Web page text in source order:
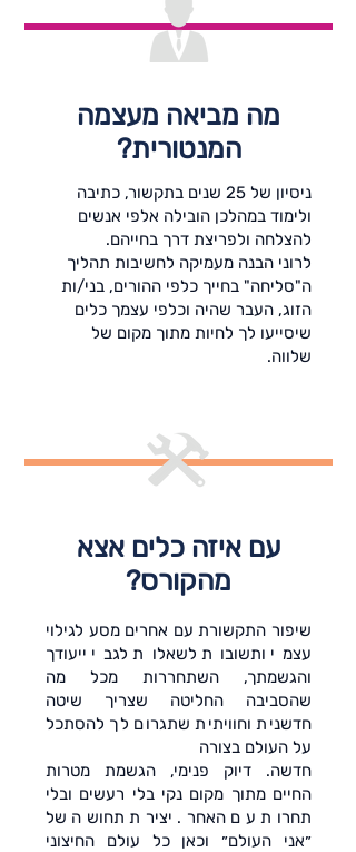
מה מביאה מעצמה
המנטורית?
ניסיון של 25 שנים בתקשור, כתיבה
ולימוד במהלכן הובילה אלפי אנשים
להצלחה ולפריצת דרך בחייהם.
לרוני הבנה מעמיקה לחשיבות תהליך
ה"סליחה" בחייך כלפי ההורים, בני/ות
הזוג, העבר שהיה וכלפי עצמך כלים
שיסייעו לך לחיות מתוך מקום של
שלווה.
עם איזה כלים אצא
מהקורס?
שיפור התקשורת עם אחרים מסע לגילוי
עצמי ותשובות לשאלות לגבי ייעודך
והגשמתך, השתחררות מכל מה
שהסביבה החליטה שצריך שיטה
חדשנית וחוויתית שתגרום לך להסתכל
על העולם בצורה
חדשה. דיוק פנימי, הגשמת מטרות
החיים מתוך מקום נקי בלי רעשים ובלי
תחרות עם האחר. יצירת תחושה של
״אני העולם״ וכאן כל עולם החיצוני